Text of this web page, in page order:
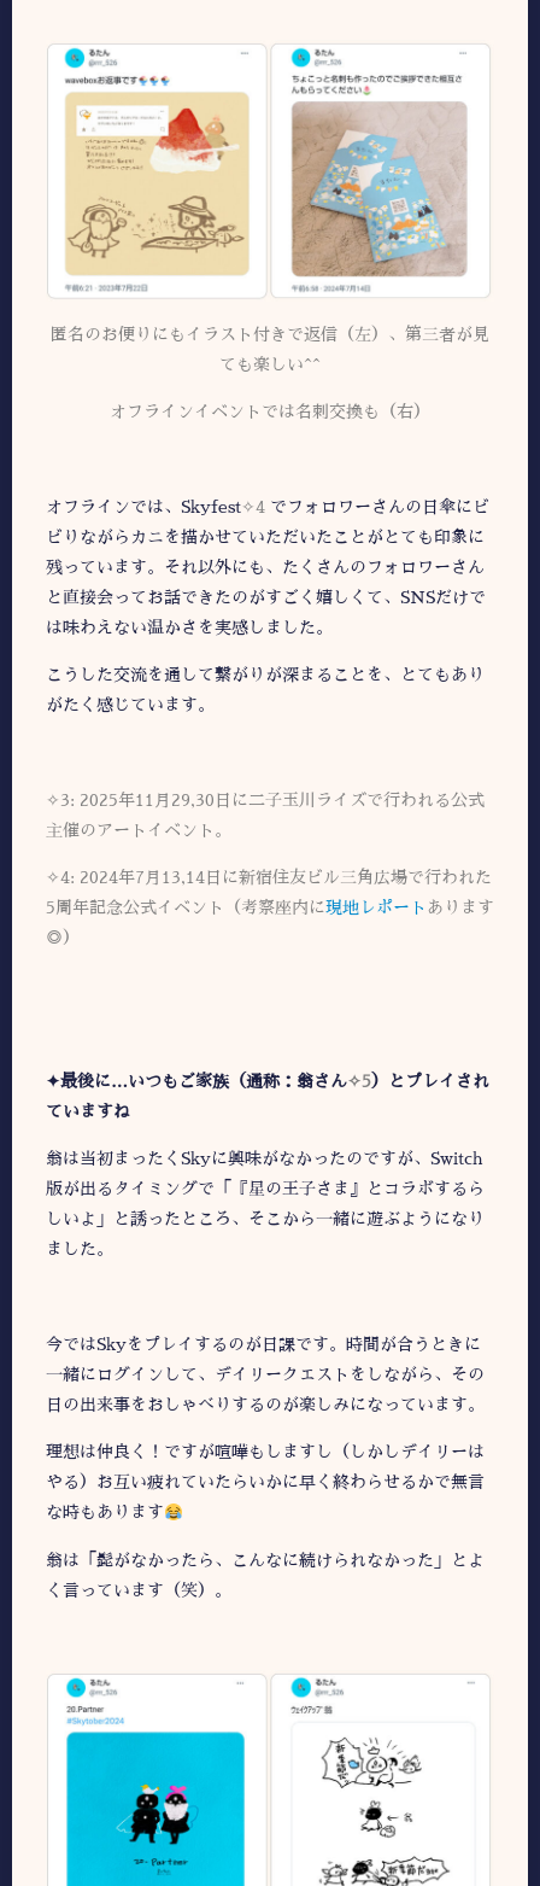
匿名のお便りにもイラスト付きで返信（左）、第三者が見
ても楽しい^^
オフラインイベントでは名刺交換も（右）
オフラインでは、Skyfest✧4 でフォロワーさんの日傘にビ
ビりながらカニを描かせていただいたことがとても印象に
残っています。それ以外にも、たくさんのフォロワーさん
と直接会ってお話できたのがすごく嬉しくて、SNSだけで
は味わえない温かさを実感しました。
こうした交流を通して繋がりが深まることを、とてもあり
がたく感じています。
✧3: 2025年11月29,30日に二子玉川ライズで行われる公式
主催のアートイベント。
✧4: 2024年7月13,14日に新宿住友ビル三角広場で行われた
5周年記念公式イベント（考察座内に現地レポート あります
◎）
✦最後に…いつもご家族（通称：翁さん✧5）とプレイされ
ていますね
翁は当初まったくSkyに興味がなかったのですが、Switch
版が出るタイミングで「『星の王子さま』とコラボするら
しいよ」と誘ったところ、そこから一緒に遊ぶようになり
ました。
今ではSkyをプレイするのが日課です。時間が合うときに
一緒にログインして、デイリークエストをしながら、その
日の出来事をおしゃべりするのが楽しみになっています。
理想は仲良く！ですが喧嘩もしますし（しかしデイリーは
やる）お互い疲れていたらいかに早く終わらせるかで無言
な時もあります
翁は「髭がなかったら、こんなに続けられなかった」とよ
く言っています（笑）。